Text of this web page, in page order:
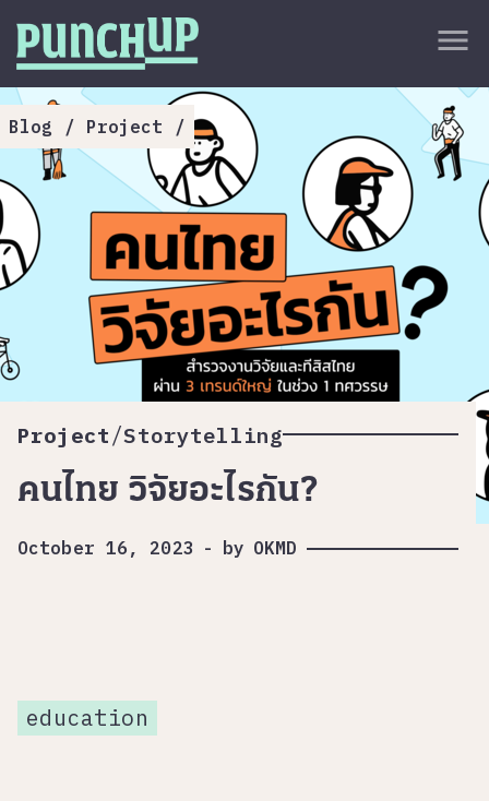
Skip to content
menu
close
About
Service
Project
Article
ลับด้านบน
Blog / Project /
Project /Storytelling
คนไทย วิจัยอะไรกัน?
October 16, 2023 - by OKMD
education